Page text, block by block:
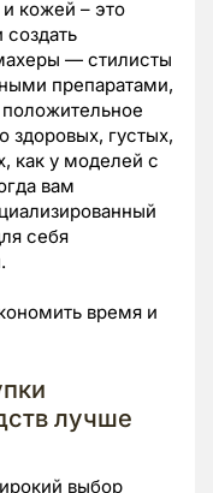
кожей – это
— стилисты
препаратами,
здоровых, густых,
как у моделей с
вам
себя
время и
лучше
выбор